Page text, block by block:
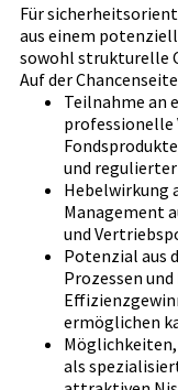
Für
aus einem
sowohl strukturelle
Auf der
Teilnahme an
professionelle
und
Hebelwirkung
Management
und
Potenzial aus
Prozessen
ermöglichen
als